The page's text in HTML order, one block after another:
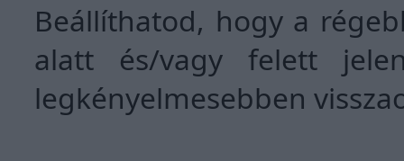
Beállíthatod, hogy a
alatt és/vagy felett
legkényelmesebben